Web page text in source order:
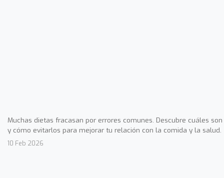
Muchas dietas fracasan por errores comunes. Descubre cuáles son
y cómo evitarlos para mejorar tu relación con la comida y la salud.
10 Feb 2026